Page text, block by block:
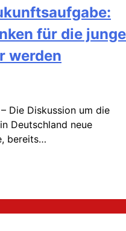
für die junge
werden
Die Diskussion um die
Deutschland neue
bereits…